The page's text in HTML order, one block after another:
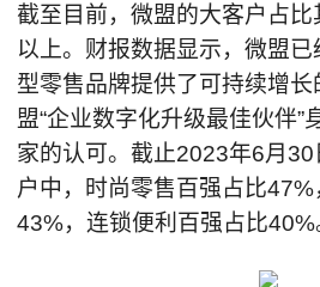
截至目前，微盟的大客户占
以上。财报数据显示，微盟
型零售品牌提供了可持续增
盟“企业数字化升级最佳伙伴”
家的认可。截止2023年6月
户中，时尚零售百强占比
43%，连锁便利百强占比40%